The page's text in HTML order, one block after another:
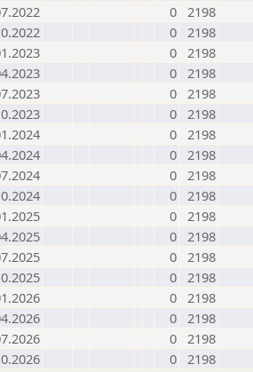
0 2198
0 2198
0 2198
0 2198
0 2198
0 2198
0 2198
0 2198
0 2198
0 2198
0 2198
0 2198
0 2198
0 2198
0 2198
0 2198
0 2198
0 2198